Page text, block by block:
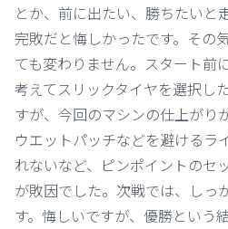
とか、前に出たい、勝ちたいと
完敗だと悔しかったです。その
ても変わりません。スタート前
考えてスリックタイヤを選択し
すが、今回のマシンの仕上がり
ウエットパッチなどを避けるラ
れないなど、ピンポイントのセ
が敗因でした。次戦では、しっ
す。悔しいですが、優勝という